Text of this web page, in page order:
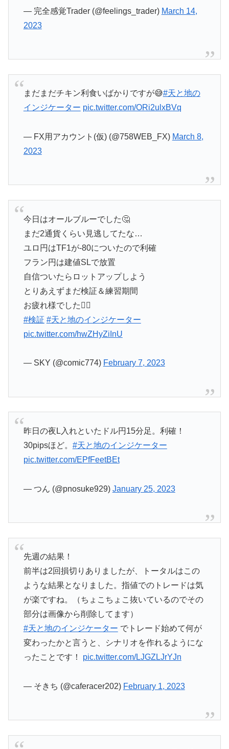
— 完全感覚Trader (@feelings_trader) March 14,
2023
まだまだチキン利食いばかりですが😅#天と地の
インジケーター pic.twitter.com/ORi2ulxBVq
— FX用アカウント(仮) (@758WEB_FX) March 8,
2023
今日はオールブルーでした🤔
まだ2通貨くらい見逃してたな…
ユロ円はTF1が-80についたので利確
フラン円は建値SLで放置
自信ついたらロットアップしよう
とりあえずまだ検証＆練習期間
お疲れ様でした😮‍💨
#検証 #天と地のインジケーター
pic.twitter.com/hwZHyZiInU
— SKY (@comic774) February 7, 2023
昨日の夜L入れといたドル円15分足。利確！
30pipsほど。 #天と地のインジケーター
pic.twitter.com/EPfFeetBEt
— つん (@pnosuke929) January 25, 2023
先週の結果！
前半は2回損切りありましたが、トータルはこの
ような結果となりました。指値でのトレードは気
が楽ですね。（ちょこちょこ抜いているのでその
部分は画像から削除してます）
#天と地のインジケーター でトレード始めて何が
変わったかと言うと、シナリオを作れるようにな
ったことです！ pic.twitter.com/LJGZLJrYJn
— そきち (@caferacer202) February 1, 2023